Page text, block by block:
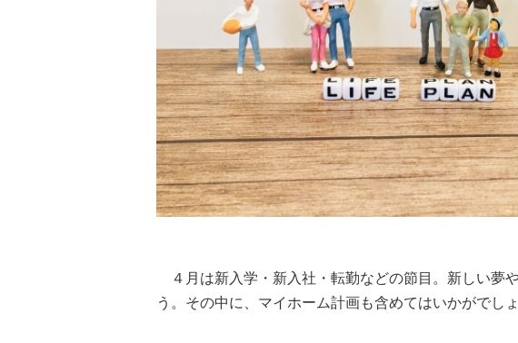
４月は新入学・新入社・転勤などの節目。新しい夢
う。その中に、マイホーム計画も含めてはいかがでしょ